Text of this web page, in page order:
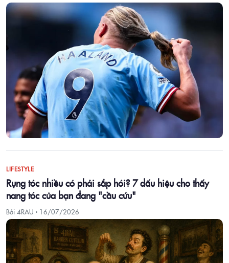
LIFESTYLE
Rụng tóc nhiều có phải sắp hói? 7 dấu hiệu cho thấy
nang tóc của bạn đang "cầu cứu"
Bởi 4RAU · 16/07/2026